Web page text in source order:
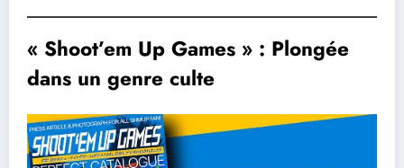
« Shoot’em Up Games » : Plongée
dans un genre culte